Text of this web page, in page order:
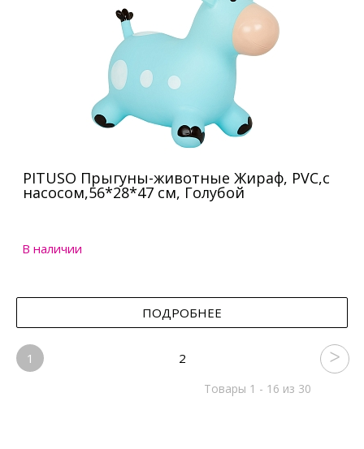
PITUSO Прыгуны-животные Жираф, PVC,с
насосом,56*28*47 см, Голубой
В наличии
ПОДРОБНЕЕ
1 2
Товары 1 - 16 из 30